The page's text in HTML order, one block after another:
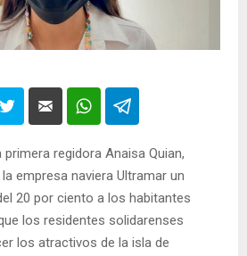
regidora Anaisa Quian,
empresa naviera Ultramar un
20 por ciento a los habitantes
los residentes solidarenses
los atractivos de la isla de